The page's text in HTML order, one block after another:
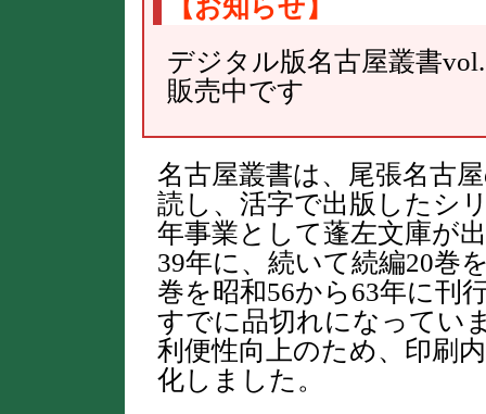
【お知らせ】
デジタル版名古屋叢書
販売中です
名古屋叢書は、尾張名古
読し、活字で出版したシ
年事業として蓬左文庫が
39年に、続いて続編20巻
巻を昭和56から63年に刊
すでに品切れになってい
利便性向上のため、印刷
化しました。